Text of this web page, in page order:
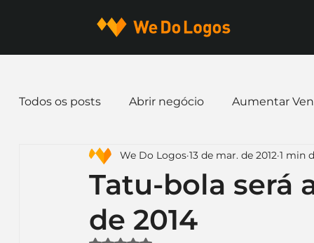
Todos os posts Abrir negócio Aumentar
Dicas de Marketing Email marketing
Identidade Visual Marca
Tatu-bola será
de 2014
We Do Logos 13 de mar. de 2012 1 min